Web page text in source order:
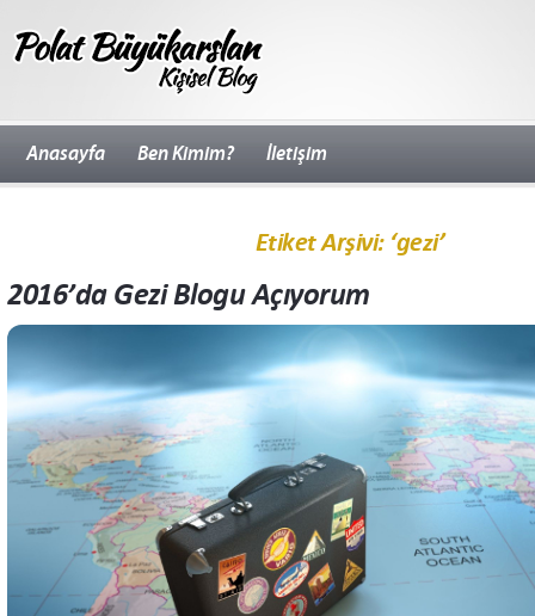
Anasayfa Ben Kimim? İletişim
Etiket Arşivi: ‘gezi’
2016’da Gezi Blogu Açıyorum